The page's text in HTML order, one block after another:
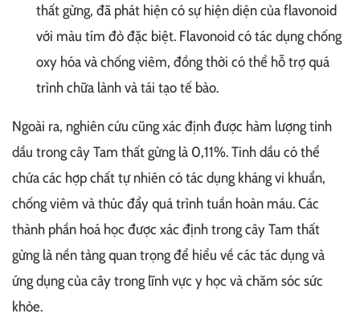
thất gừng, đã phát hiện có sự hiện diện của flavonoid
với màu tím đỏ đặc biệt. Flavonoid có tác dụng chống
oxy hóa và chống viêm, đồng thời có thể hỗ trợ quá
trình chữa lành và tái tạo tế bào.
Ngoài ra, nghiên cứu cũng xác định được hàm lượng tinh
dầu trong cây Tam thất gừng là 0,11%. Tinh dầu có thể
chứa các hợp chất tự nhiên có tác dụng kháng vi khuẩn,
chống viêm và thúc đẩy quá trình tuần hoàn máu. Các
thành phần hoá học được xác định trong cây Tam thất
gừng là nền tảng quan trọng để hiểu về các tác dụng và
ứng dụng của cây trong lĩnh vực y học và chăm sóc sức
khỏe.